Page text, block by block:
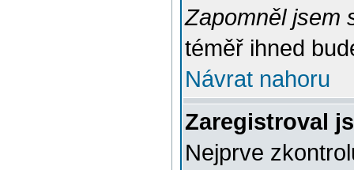
Zapomněl jsem
téměř ihned
Návrat nahoru
Zaregistroval
Nejprve